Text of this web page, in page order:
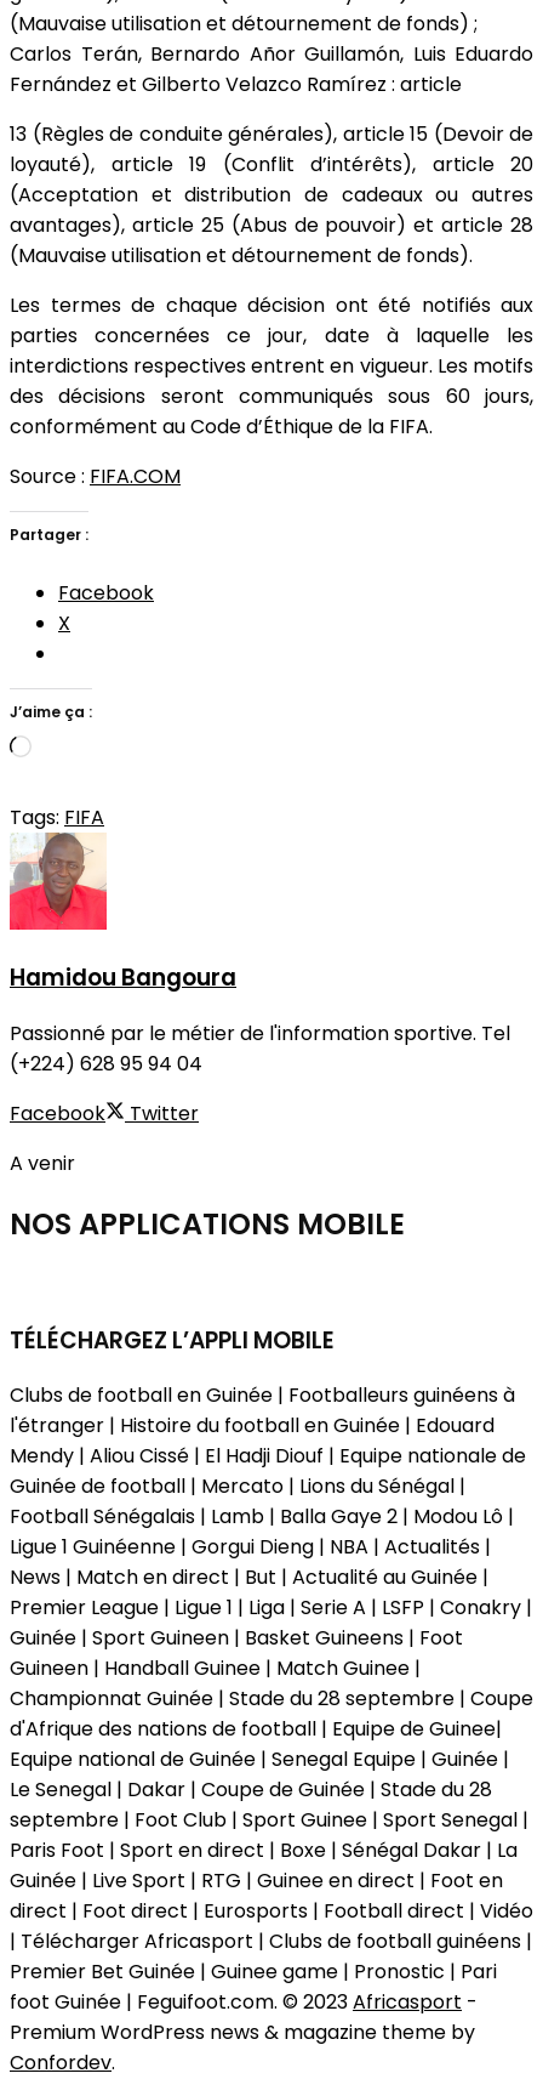
(Mauvaise utilisation et détournement de fonds) ;
Carlos Terán, Bernardo Añor Guillamón, Luis Eduardo
Fernández et Gilberto Velazco Ramírez : article
13 (Règles de conduite générales), article 15 (Devoir de
loyauté), article 19 (Conflit d’intérêts), article 20
(Acceptation et distribution de cadeaux ou autres
avantages), article 25 (Abus de pouvoir) et article 28
(Mauvaise utilisation et détournement de fonds).
Les termes de chaque décision ont été notifiés aux
parties concernées ce jour, date à laquelle les
interdictions respectives entrent en vigueur. Les motifs
des décisions seront communiqués sous 60 jours,
conformément au Code d’Éthique de la FIFA.
Source : FIFA.COM
Partager :
Facebook
X
J’aime ça :
Chargement…
Tags: FIFA
Hamidou Bangoura
Passionné par le métier de l'information sportive. Tel
(+224) 628 95 94 04
Facebook
Twitter
A venir
NOS APPLICATIONS MOBILE
TÉLÉCHARGEZ L’APPLI MOBILE
Clubs de football en Guinée | Footballeurs guinéens à
l'étranger | Histoire du football en Guinée | Edouard
Mendy | Aliou Cissé | El Hadji Diouf | Equipe nationale de
Guinée de football | Mercato | Lions du Sénégal |
Football Sénégalais | Lamb | Balla Gaye 2 | Modou Lô |
Ligue 1 Guinéenne | Gorgui Dieng | NBA | Actualités |
News | Match en direct | But | Actualité au Guinée |
Premier League | Ligue 1 | Liga | Serie A | LSFP | Conakry |
Guinée | Sport Guineen | Basket Guineens | Foot
Guineen | Handball Guinee | Match Guinee |
Championnat Guinée | Stade du 28 septembre | Coupe
d'Afrique des nations de football | Equipe de Guinee|
Equipe national de Guinée | Senegal Equipe | Guinée |
Le Senegal | Dakar | Coupe de Guinée | Stade du 28
septembre | Foot Club | Sport Guinee | Sport Senegal |
Paris Foot | Sport en direct | Boxe | Sénégal Dakar | La
Guinée | Live Sport | RTG | Guinee en direct | Foot en
direct | Foot direct | Eurosports | Football direct | Vidéo
| Télécharger Africasport | Clubs de football guinéens |
Premier Bet Guinée | Guinee game | Pronostic | Pari
foot Guinée | Feguifoot.com. © 2023Africasport -
Premium WordPress news & magazine theme by
Confordev.